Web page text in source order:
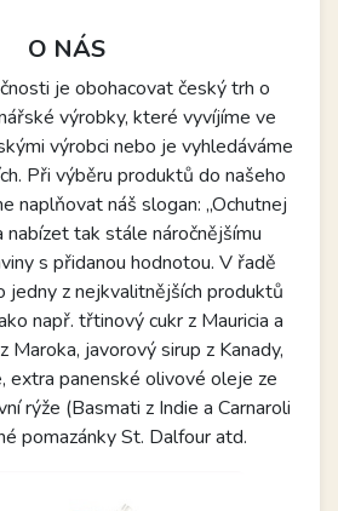
O NÁS
je obohacovat český trh o
výrobky, které vyvíjíme ve
výrobci nebo je vyhledáváme
Při výběru produktů do našeho
naplňovat náš slogan: „Ochutnej
nabízet tak stále náročnějšímu
s přidanou hodnotou. V řadě
jedny z nejkvalitnějších produktů
např. třtinový cukr z Mauricia a
Maroka, javorový sirup z Kanady,
extra panenské olivové oleje ze
rýže (Basmati z Indie a Carnaroli
pomazánky St. Dalfour atd.